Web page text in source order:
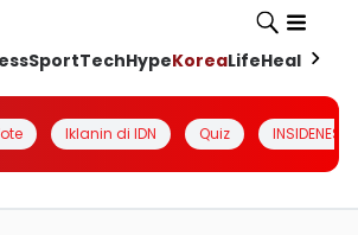
SportTechHypeKoreaLifeHealth
Iklanin di IDN Quiz INSIDENESIA